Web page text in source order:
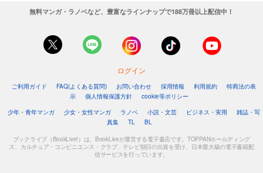
あらすじを表示する
カート
試し読み
あらすじを表示する
週刊東洋経済 2025/8/9-16合併号
無料マンガ・ラノベなど、豊富なラインナップで188万冊以上配信中！
ログイン
ご利用ガイド FAQ(よくある質問) お問い合わせ 採用情報 利用規約
特商法の表
示
個人情報保護方針
cookie等ポリシー
少年・青年マンガ
少女・女性マンガ ラノベ 小説・文芸 ビジネス・実用
雑誌・写
真集
TL BL
ブックライブ（BookLive!）は、BookLiveが運営する電子書店です。TOPPANホールディング
ス、カルチュア・コンビニエンス・クラブ、テレビ朝日の出資を受け、日本最大級の電子書籍配
信サービスを行っています。